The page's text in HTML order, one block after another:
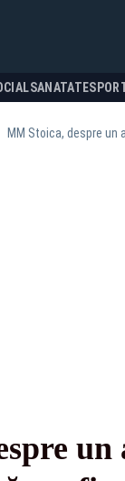
SANATATE
MM Stoica, despre